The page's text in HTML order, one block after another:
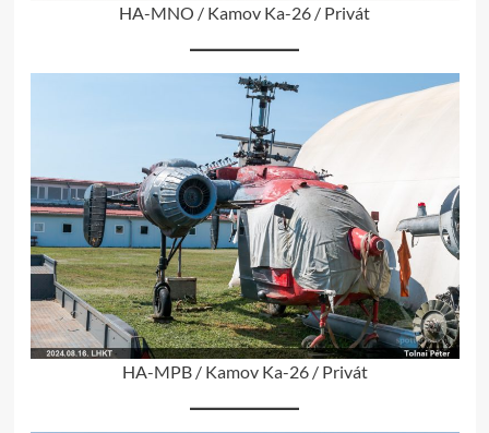
HA-MNO / Kamov Ka-26 / Privát
HA-MPB / Kamov Ka-26 / Privát